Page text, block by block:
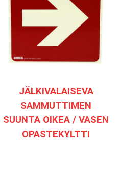
JÄLKIVALAISEVA
SAMMUTTIMEN
SUUNTA OIKEA / VASEN
OPASTEKYLTTI